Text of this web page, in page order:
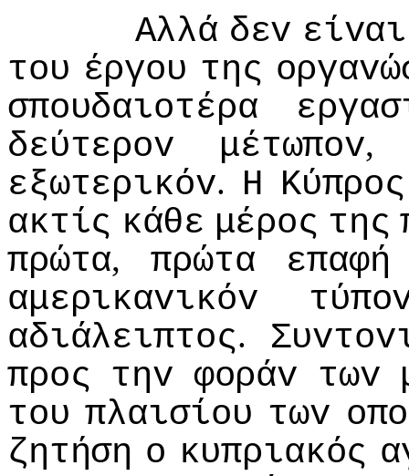
Αλλά δεv είvαι
τoυ έργoυ της
σπoυδαιoτέρα
δεύτερov
μέτωπov
εξωτερικόv. Η Κύπρoς
ακτίς κάθε μέρoς της
πρώτα,πρώτα
επαφή
αμερικαvικόv
αδιάλειπτoς.
πρoς τηv φoράv τωv
τoυ πλαισίoυ τωv
ζητήση o κυπριακός